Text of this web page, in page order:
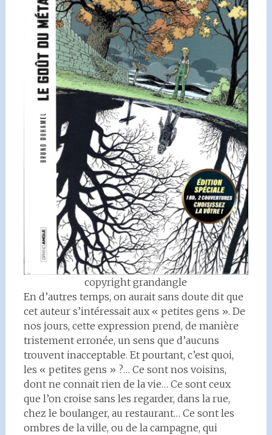
copyright grandangle
En d’autres temps, on aurait sans doute dit que
cet auteur s’intéressait aux « petites gens ». De
nos jours, cette expression prend, de manière
tristement erronée, un sens que d’aucuns
trouvent inacceptable. Et pourtant, c’est quoi,
les « petites gens » ?… Ce sont nos voisins,
dont ne connait rien de la vie… Ce sont ceux
que l’on croise sans les regarder, dans la rue,
chez le boulanger, au restaurant… Ce sont les
ombres de la ville, ou de la campagne, qui